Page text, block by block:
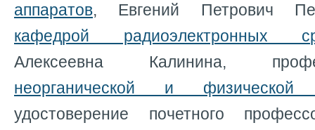
аппаратов, Евгений Петрович
кафедрой радиоэлектронных
Алексеевна Калинина,
неорганической и физической
удостоверение почетного